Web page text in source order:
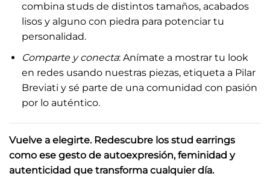
combina studs de distintos tamaños, acabados
lisos y alguno con piedra para potenciar tu
personalidad.
Comparte y conecta: Anímate a mostrar tu look
en redes usando nuestras piezas, etiqueta a Pilar
Breviati y sé parte de una comunidad con pasión
por lo auténtico.
Vuelve a elegirte. Redescubre los stud earrings
como ese gesto de autoexpresión, feminidad y
autenticidad que transforma cualquier día.